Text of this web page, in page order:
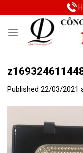
to
Published 22/03/2021